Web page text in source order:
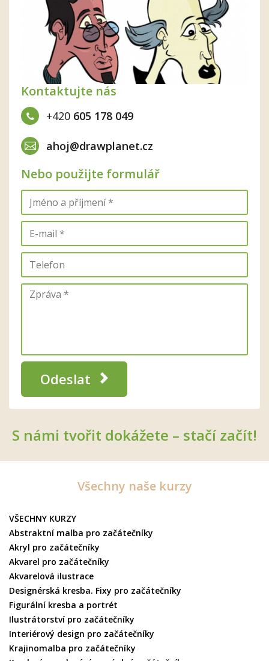
Kontaktujte nás
+420 605 178 049
ahoj@drawplanet.cz
Nebo použijte formulář
Odeslat
S námi tvořit dokážete – stačí začít!
Všechny naše kurzy
VŠECHNY KURZY
Abstraktní malba pro začátečníky
Akryl pro začátečníky
Akvarel pro začátečníky
Akvarelová ilustrace
Designérská kresba. Fixy pro začátečníky
Figurální kresba a portrét
Ilustrátorství pro začátečníky
Interiérový design pro začátečníky
Krajinomalba pro začátečníky